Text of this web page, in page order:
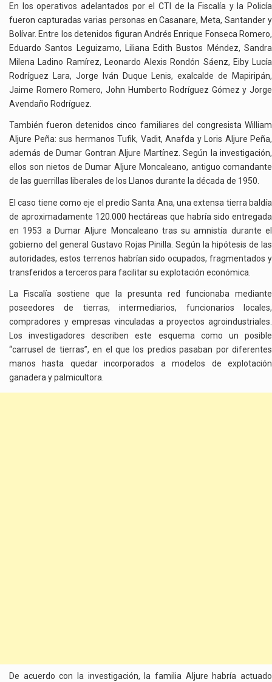
En los operativos adelantados por el CTI de la Fiscalía y la Policía
fueron capturadas varias personas en Casanare, Meta, Santander y
Bolívar. Entre los detenidos figuran Andrés Enrique Fonseca Romero,
Eduardo Santos Leguizamo, Liliana Edith Bustos Méndez, Sandra
Milena Ladino Ramírez, Leonardo Alexis Rondón Sáenz, Eiby Lucía
Rodríguez Lara, Jorge Iván Duque Lenis, exalcalde de Mapiripán,
Jaime Romero Romero, John Humberto Rodríguez Gómez y Jorge
Avendaño Rodríguez.
También fueron detenidos cinco familiares del congresista William
Aljure Peña: sus hermanos Tufik, Vadit, Anafda y Loris Aljure Peña,
además de Dumar Gontran Aljure Martínez. Según la investigación,
ellos son nietos de Dumar Aljure Moncaleano, antiguo comandante
de las guerrillas liberales de los Llanos durante la década de 1950.
El caso tiene como eje el predio Santa Ana, una extensa tierra baldía
de aproximadamente 120.000 hectáreas que habría sido entregada
en 1953 a Dumar Aljure Moncaleano tras su amnistía durante el
gobierno del general Gustavo Rojas Pinilla. Según la hipótesis de las
autoridades, estos terrenos habrían sido ocupados, fragmentados y
transferidos a terceros para facilitar su explotación económica.
La Fiscalía sostiene que la presunta red funcionaba mediante
poseedores de tierras, intermediarios, funcionarios locales,
compradores y empresas vinculadas a proyectos agroindustriales.
Los investigadores describen este esquema como un posible
“carrusel de tierras”, en el que los predios pasaban por diferentes
manos hasta quedar incorporados a modelos de explotación
ganadera y palmicultora.
De acuerdo con la investigación, la familia Aljure habría actuado